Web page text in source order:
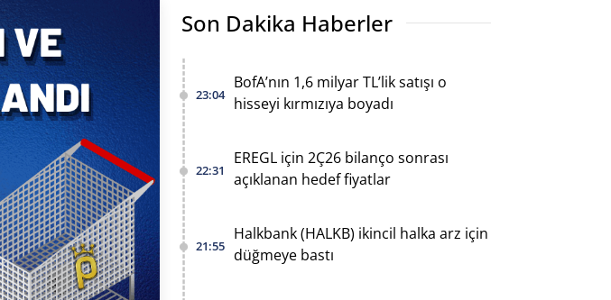
Son Dakika Haberler
23:04
BofA’nın 1,6 milyar TL’lik satışı o
hisseyi kırmızıya boyadı
22:31
EREGL için 2Ç26 bilanço sonrası
açıklanan hedef fiyatlar
21:55
Halkbank (HALKB) ikincil halka arz için
düğmeye bastı